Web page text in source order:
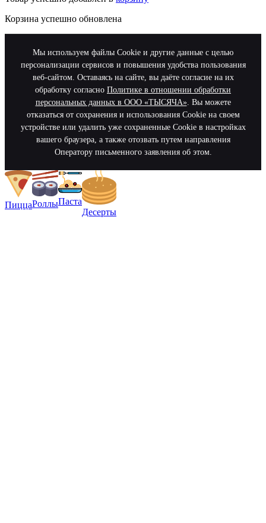
Корзина успешно обновлена
Мы используем файлы Cookie и другие данные с целью
персонализации сервисов и повышения удобства пользования
веб-сайтом. Оставаясь на сайте, вы даёте согласие на их
обработку согласно Политике в отношении обработки
персональных данных в ООО «ТЫСЯЧА». Вы можете
отказаться от сохранения и использования Cookie на своем
устройстве или удалить уже сохраненные Cookie в настройках
вашего браузера, а также отозвать путем направления
Оператору письменного заявления об этом.
ПиццаРоллыПаста
Десерты